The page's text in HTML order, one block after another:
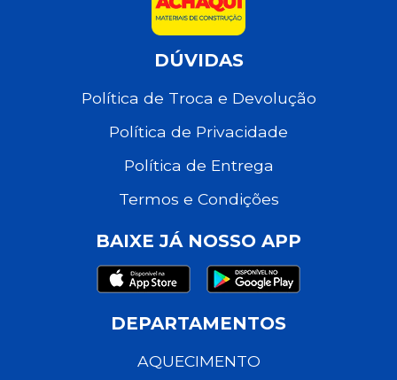
DÚVIDAS
Política de Troca e Devolução
Política de Privacidade
Política de Entrega
Termos e Condições
BAIXE JÁ NOSSO APP
DEPARTAMENTOS
AQUECIMENTO